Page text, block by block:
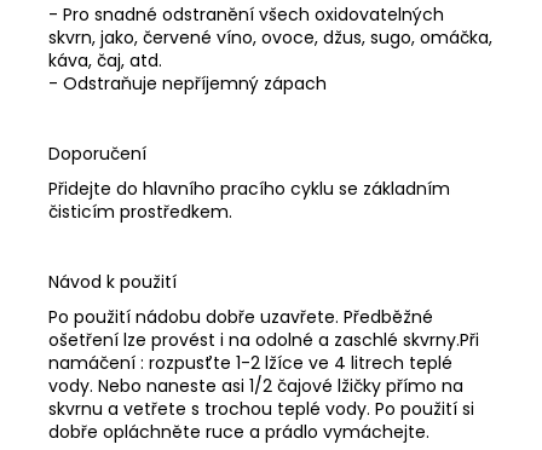
- Pro snadné odstranění všech oxidovatelných
skvrn, jako, červené víno, ovoce, džus, sugo, omáčka,
káva, čaj, atd.
- Odstraňuje nepříjemný zápach
Doporučení
Přidejte do hlavního pracího cyklu se základním
čisticím prostředkem.
Návod k použití
Po použití nádobu dobře uzavřete. Předběžné
ošetření lze provést i na odolné a zaschlé skvrny.Při
namáčení : rozpusťte 1-2 lžíce ve 4 litrech teplé
vody. Nebo naneste asi 1/2 čajové lžičky přímo na
skvrnu a vetřete s trochou teplé vody. Po použití si
dobře opláchněte ruce a prádlo vymáchejte.